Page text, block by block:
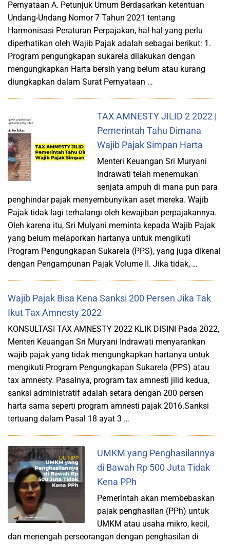
Pernyataan A. Petunjuk Umum Berdasarkan ketentuan
Undang-Undang Nomor 7 Tahun 2021 tentang
Harmonisasi Peraturan Perpajakan, hal-hal yang perlu
diperhatikan oleh Wajib Pajak adalah sebagai berikut: 1.
Program pengungkapan sukarela dilakukan dengan
mengungkapkan Harta bersih yang belum atau kurang
diungkapkan dalam Surat Pernyataan …
TAX AMNESTY JILID 2 2022 |
Pemerintah Tahu Dimana
Wajib Pajak Simpan Harta
Menteri Keuangan Sri Muryani
Indrawati telah menemukan
senjata ampuh di mana pun para
penghindar pajak menyembunyikan aset mereka. Wajib
Pajak tidak lagi terhalangi oleh kewajiban perpajakannya.
Oleh karena itu, Sri Mulyani meminta kepada Wajib Pajak
yang belum melaporkan hartanya untuk mengikuti
Program Pengungkapan Sukarela (PPS), yang juga dikenal
dengan Pengampunan Pajak Volume II. Jika tidak, …
Wajib Pajak Bisa Kena Sanksi 200 Persen Jika Tak
Ikut Tax Amnesty 2022
KONSULTASI TAX AMNESTY 2022 KLIK DISINI Pada 2022,
Menteri Keuangan Sri Muryani Indrawati menyarankan
wajib pajak yang tidak mengungkapkan hartanya untuk
mengikuti Program Pengungkapan Sukarela (PPS) atau
tax amnesty. Pasalnya, program tax amnesti jilid kedua,
sanksi administratif adalah setara dengan 200 persen
harta sama seperti program amnesti pajak 2016.Sanksi
tertuang dalam Pasal 18 ayat 3 …
UMKM yang Penghasilannya
di Bawah Rp 500 Juta Tidak
Kena PPh
Pemerintah akan membebaskan
pajak penghasilan (PPh) untuk
UMKM atau usaha mikro, kecil,
dan menengah perseorangan dengan penghasilan di